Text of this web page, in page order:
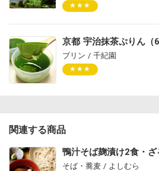
★★★
京都 宇治抹茶ぷりん（6
プリン / 千紀園
★★★
関連する商品
鴨汁そば麹漬け2食・ざ
そば・蕎麦 / よしむら